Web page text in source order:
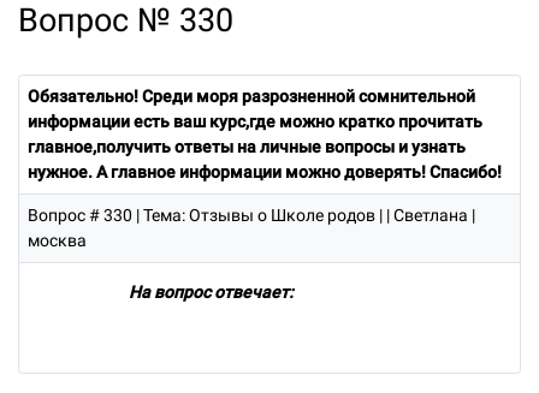
Вопрос № 330
Обязательно! Среди моря разрозненной сомнительной
информации есть ваш курс,где можно кратко прочитать
главное,получить ответы на личные вопросы и узнать
нужное. А главное информации можно доверять! Спасибо!
Вопрос # 330 | Тема: Отзывы о Школе родов | | Светлана |
москва
На вопрос отвечает: